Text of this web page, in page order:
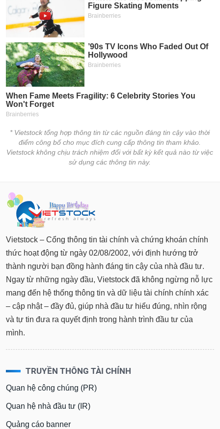
* Vietstock tổng hợp thông tin từ các nguồn đáng tin cậy vào thời
điểm công bố cho mục đích cung cấp thông tin tham khảo.
Vietstock không chịu trách nhiệm đối với bất kỳ kết quả nào từ việc
sử dụng các thông tin này.
Vietstock – Cổng thông tin tài chính và chứng khoán chính
thức hoạt động từ ngày 02/08/2002, với định hướng trở
thành người bạn đồng hành đáng tin cậy của nhà đầu tư.
Ngay từ những ngày đầu, Vietstock đã không ngừng nỗ lực
mang đến hệ thống thông tin và dữ liệu tài chính chính xác
– cập nhật – đầy đủ, giúp nhà đầu tư hiểu đúng, nhìn rộng
và tự tin đưa ra quyết định trong hành trình đầu tư của
mình.
TRUYỀN THÔNG TÀI CHÍNH
Quan hệ công chúng (PR)
Quan hệ nhà đầu tư (IR)
Quảng cáo banner